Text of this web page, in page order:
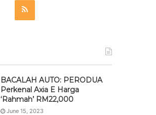
R
BACALAH AUTO: PERODUA
Perkenal Axia E Harga
‘Rahmah’ RM22,000
June 15, 2023